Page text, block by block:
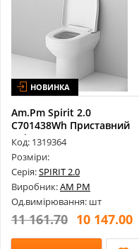
НОВИНКА
Am.Pm Spirit 2.0
C701438Wh Приставний
Унітаз
Код: 1319364
Розміри:
Серія:SPIRIT 2.0
Виробник:AM PM
Од.вимірювання: шт
11 161.70 10 147.00